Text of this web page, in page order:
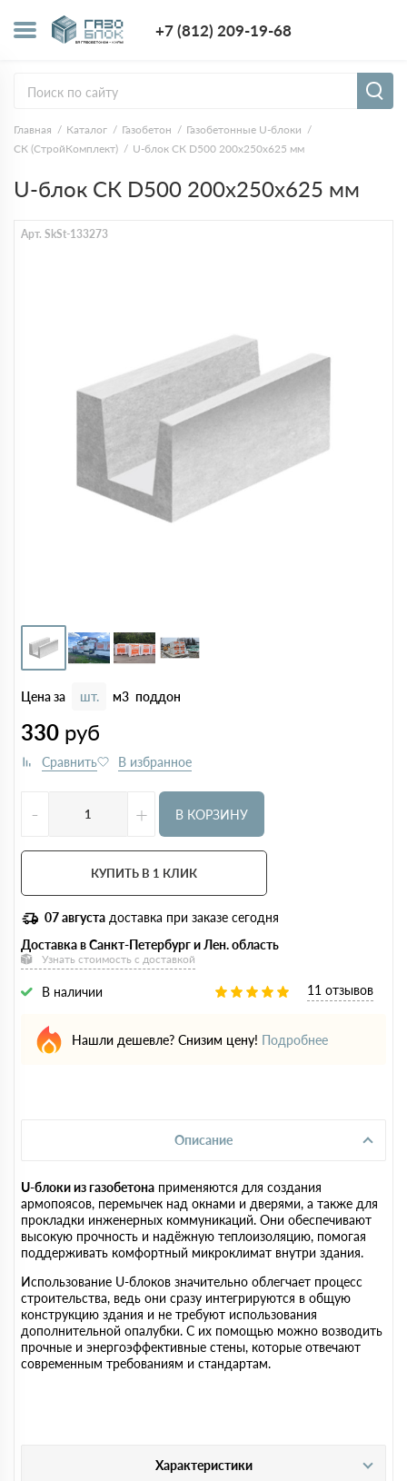
+7 (812) 209-19-68
Главная Каталог Газобетон
Газобетонные U-блоки
СК (СтройКомплект)
U-блок СК D500 200х250х625 мм
U-блок СК D500 200х250х625 мм
Арт. SkSt-133273
Цена за шт. м3 поддон
330 руб
- + В КОРЗИНУ
КУПИТЬ В 1 КЛИК
07 августа доставка при заказе сегодня
Доставка в Санкт-Петербург и Лен. область
Узнать стоимость с доставкой
В наличии 11 отзывов
Нашли дешевле? Снизим цену! Подробнее
Описание
U-блоки из газобетона применяются для создания
армопоясов, перемычек над окнами и дверями, а также для
прокладки инженерных коммуникаций. Они обеспечивают
высокую прочность и надёжную теплоизоляцию, помогая
поддерживать комфортный микроклимат внутри здания.
Использование U-блоков значительно облегчает процесс
строительства, ведь они сразу интегрируются в общую
конструкцию здания и не требуют использования
дополнительной опалубки. С их помощью можно возводить
прочные и энергоэффективные стены, которые отвечают
современным требованиям и стандартам.
Характеристики